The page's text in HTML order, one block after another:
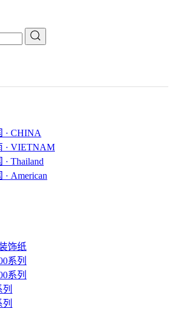
· CHINA
· VIETNAM
· Thailand
· American
饰纸
系列
系列
列
列